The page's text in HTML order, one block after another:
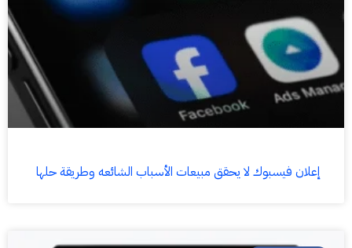
إعلان فيسبوك لا يحقق مبيعات الأسباب الشائعه وطريقة حلها